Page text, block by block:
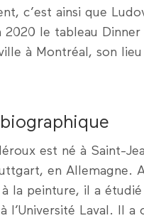
c’est ainsi que
le tableau Dinner
à Montréal, son
est né à Saint-
en Allemagne.
la peinture, il a
l’Université Laval. Il a